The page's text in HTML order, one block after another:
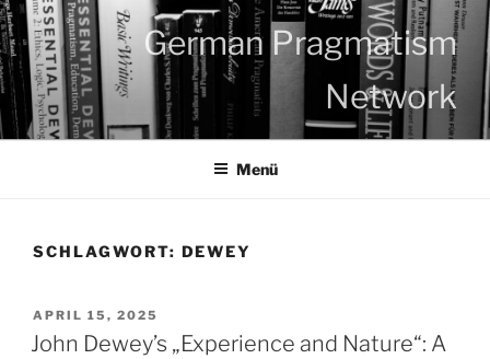
Zum
Inhalt
springen
German Pragmatism
Network
Menü
SCHLAGWORT: DEWEY
VERÖFFENTLICHT
AM
APRIL 15, 2025
John Dewey’s „Experience and Nature“: A